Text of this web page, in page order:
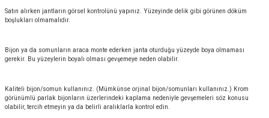
Satın alırken jantların görsel kontrolünü yapınız. Yüzeyinde delik gibi görünen döküm
boşlukları olmamalıdır.
Bijon ya da somunların araca monte ederken janta oturduğu yüzeyde boya olmaması
gerekir. Bu yüzeylerin boyalı olması gevşemeye neden olabilir.
Kaliteli bijon/somun kullanınız. (Mümkünse orjinal bijon/somunları kullanınız.) Krom
görünümlü parlak bijonların üzerlerindeki kaplama nedeniyle gevşemeleri söz konusu
olabilir, tercih etmeyin ya da belirli aralıklarla kontrol edin.